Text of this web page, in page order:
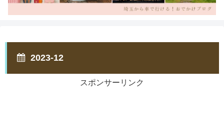
2023-12
スポンサーリンク